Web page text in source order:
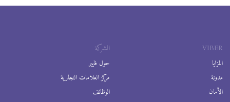
VIBER
المزايا
مدونة
الأمان
الشركة
حول فايبر
مركز العلامات التجارية
الوظائف